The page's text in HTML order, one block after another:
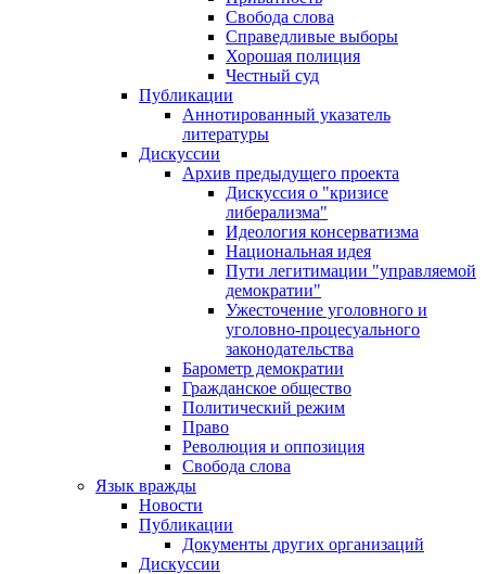
Свобода слова
Справедливые выборы
Хорошая полиция
Честный суд
Публикации
Аннотированный указатель
литературы
Дискуссии
Архив предыдущего проекта
Дискуссия о "кризисе
либерализма"
Идеология консерватизма
Национальная идея
Пути легитимации "управляемой
демократии"
Ужесточение уголовного и
уголовно-процесуального
законодательства
Барометр демократии
Гражданское общество
Политический режим
Право
Революция и оппозиция
Свобода слова
Язык вражды
Новости
Публикации
Документы других организаций
Дискуссии